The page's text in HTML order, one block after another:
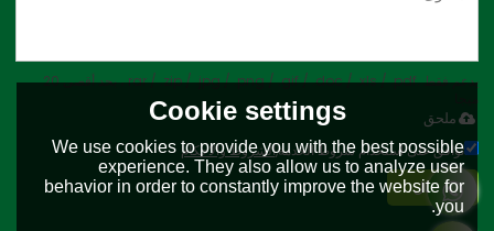
يدعم فقط .rar / .zip / .jpg / .png / .gif / .doc / .xls / .pdf ، بحد أقصى 20
ملحق
توافق على استخدام شروط الخدمة,الشروط والاحكام
إرسال
Cookie settings
We use cookies to provide you with the best possible
experience. They also allow us to analyze user
behavior in order to constantly improve the website for
you.